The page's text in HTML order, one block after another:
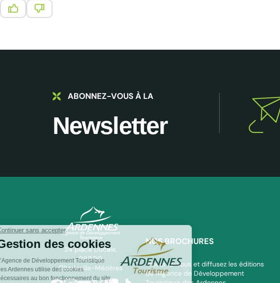
ABONNEZ-VOUS À LA
Newsletter
ADT des Ardennes Pro
24 place Ducale,
08000,
Charleville-Mézières
NOS BROCHURES
Procurez-vous et diffusez les éditions
de l'Agence de Développement